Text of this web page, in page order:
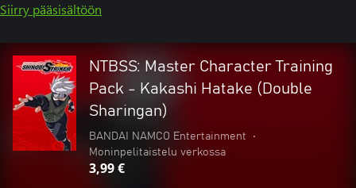
Siirry pääsisältöön
NTBSS: Master Character Training
Pack - Kakashi Hatake (Double
Sharingan)
BANDAI NAMCO Entertainment
•
Moninpelitaistelu verkossa
3,99 €